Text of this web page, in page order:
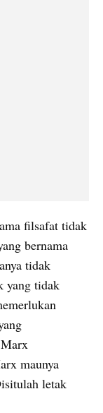
filsafat tidak
bernama
tidak
yang tidak
maunya
letak